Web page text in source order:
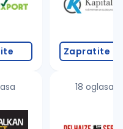
Zapratite
18 oglasa